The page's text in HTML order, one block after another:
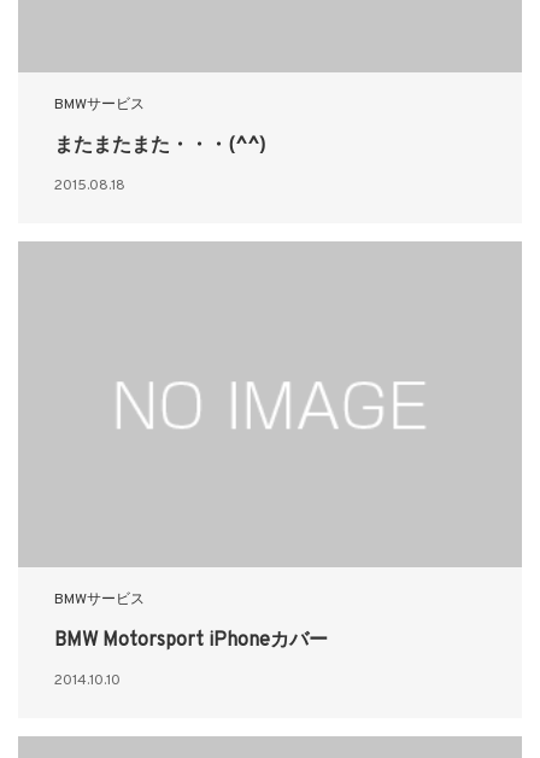
BMWサービス
またまたまた・・・(^^)
2015.08.18
BMWサービス
BMW Motorsport iPhoneカバー
2014.10.10